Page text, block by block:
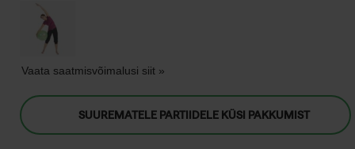
Vaata saatmisvõimalusi siit »
SUUREMATELE PARTIIDELE KÜSI PAKKUMIST